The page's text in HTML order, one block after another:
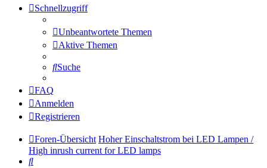
Schnellzugriff
Unbeantwortete Themen
Aktive Themen
Suche
FAQ
Anmelden
Registrieren
Foren-Übersicht Hoher Einschaltstrom bei LED Lampen /
High inrush current for LED lamps
Suche